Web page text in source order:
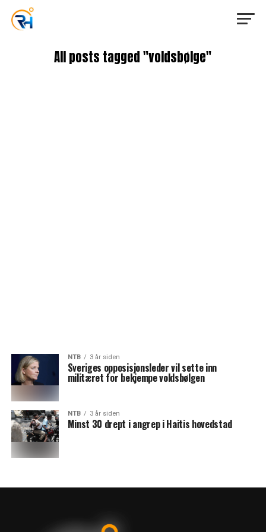
All posts tagged "voldsbølge"
NTB 3 år siden
Sveriges opposisjonsleder vil sette inn
militæret for bekjempe voldsbølgen
NTB 3 år siden
Minst 30 drept i angrep i Haitis hovedstad